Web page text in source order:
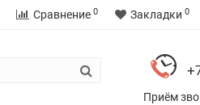
Сравнение 0 Закладки 0
Приём